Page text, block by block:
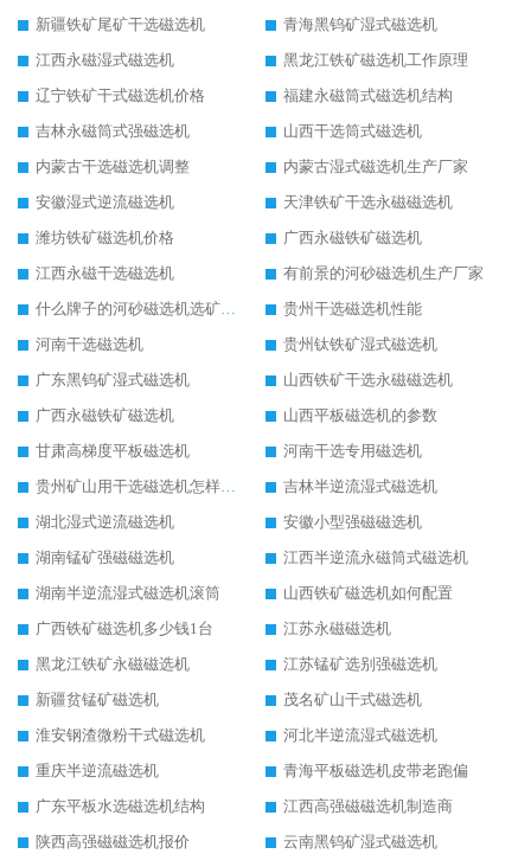
新疆铁矿尾矿干选磁选机
青海黑钨矿湿式磁选机
江西永磁湿式磁选机
黑龙江铁矿磁选机工作原理
辽宁铁矿干式磁选机价格
福建永磁筒式磁选机结构
吉林永磁筒式强磁选机
山西干选筒式磁选机
内蒙古干选磁选机调整
内蒙古湿式磁选机生产厂家
安徽湿式逆流磁选机
天津铁矿干选永磁磁选机
潍坊铁矿磁选机价格
广西永磁铁矿磁选机
江西永磁干选磁选机
有前景的河砂磁选机生产厂家
什么牌子的河砂磁选机选矿效果好
贵州干选磁选机性能
河南干选磁选机
贵州钛铁矿湿式磁选机
广东黑钨矿湿式磁选机
山西铁矿干选永磁磁选机
广西永磁铁矿磁选机
山西平板磁选机的参数
甘肃高梯度平板磁选机
河南干选专用磁选机
贵州矿山用干选磁选机怎样调磁
吉林半逆流湿式磁选机
湖北湿式逆流磁选机
安徽小型强磁磁选机
湖南锰矿强磁磁选机
江西半逆流永磁筒式磁选机
湖南半逆流湿式磁选机滚筒
山西铁矿磁选机如何配置
广西铁矿磁选机多少钱1台
江苏永磁磁选机
黑龙江铁矿永磁磁选机
江苏锰矿选别强磁选机
新疆贫锰矿磁选机
茂名矿山干式磁选机
淮安钢渣微粉干式磁选机
河北半逆流湿式磁选机
重庆半逆流磁选机
青海平板磁选机皮带老跑偏
广东平板水选磁选机结构
江西高强磁磁选机制造商
陕西高强磁磁选机报价
云南黑钨矿湿式磁选机